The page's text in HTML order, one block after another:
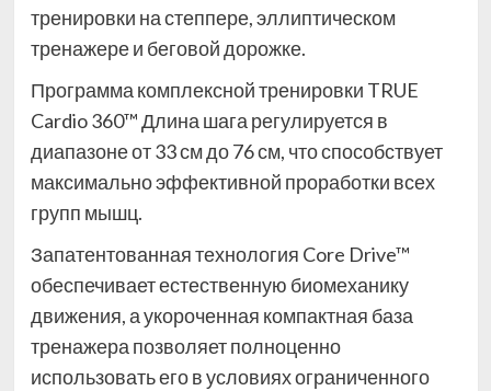
тренировки на степпере, эллиптическом
тренажере и беговой дорожке.
Программа комплексной тренировки TRUE
Cardio 360™ Длина шага регулируется в
диапазоне от 33 см до 76 см, что способствует
максимально эффективной проработки всех
групп мышц.
Запатентованная технология Core Drive™
обеспечивает естественную биомеханику
движения, а укороченная компактная база
тренажера позволяет полноценно
использовать его в условиях ограниченного